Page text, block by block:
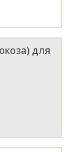
для